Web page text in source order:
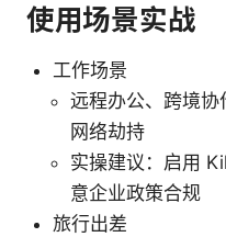
使用场景实战
工作场景
远程办公、跨境协
网络劫持
实操建议：启用
意企业政策合规
旅行出差